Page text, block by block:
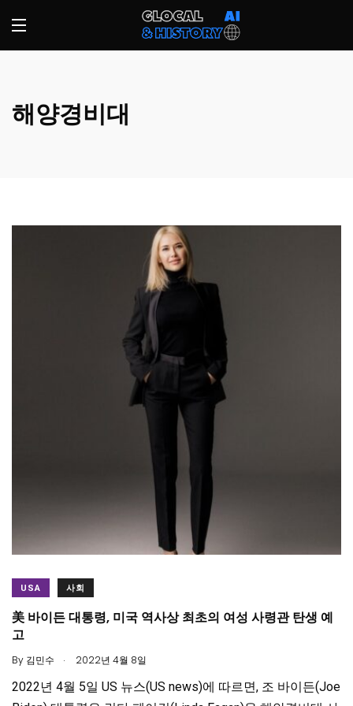
해양경비대
USA 사회
美 바이든 대통령, 미국 역사상 최초의 여성 사령관 탄생 예
고
By 김민수 . 2022년 4월 8일
2022년 4월 5일 US 뉴스(US news)에 따르면, 조 바이든(Joe